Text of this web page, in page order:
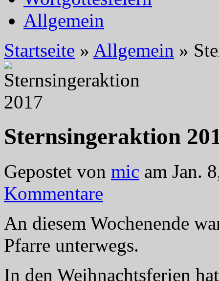
Allgemein
Startseite » Allgemein »
Sternsingeraktion
Gepostet von mic am Jan.
Kommentare
An diesem Wochenende
Pfarre unterwegs.
In den Weihnachtsferien